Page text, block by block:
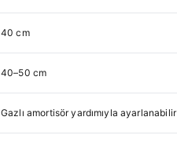
40 cm
40–50 cm
Gazlı amortisör yardımıyla ayarlanabilir